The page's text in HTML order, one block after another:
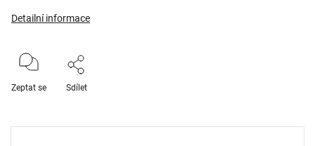
Detailní informace
Zeptat se Sdílet